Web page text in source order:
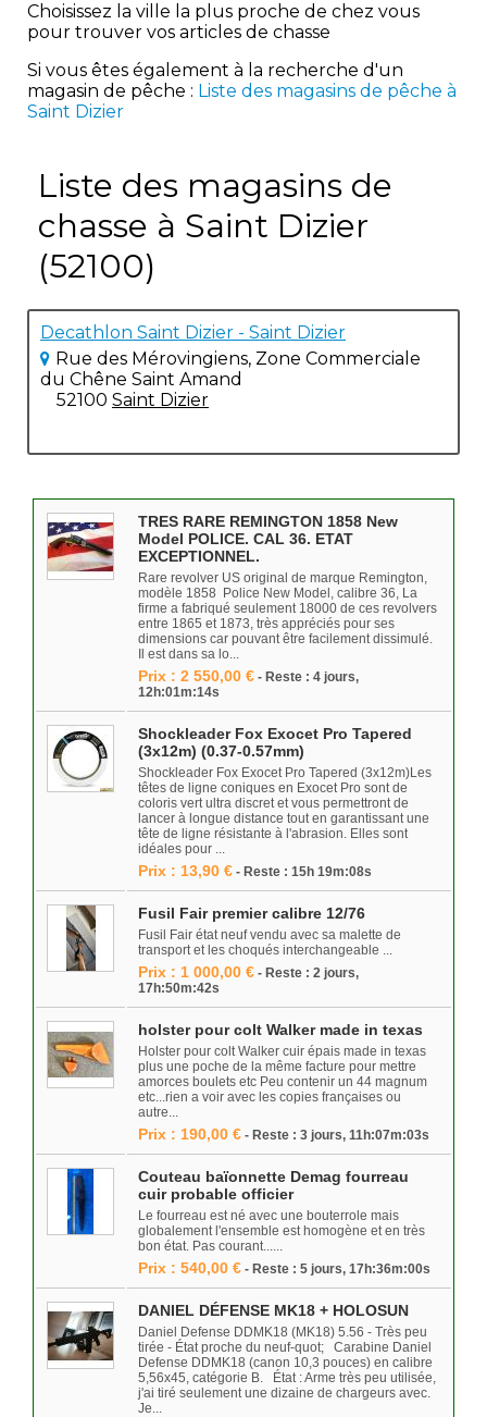
Choisissez la ville la plus proche de chez vous
pour trouver vos articles de chasse
Si vous êtes également à la recherche d'un
magasin de pêche : Liste des magasins de pêche à
Saint Dizier
Liste des magasins de
chasse à Saint Dizier
(52100)
Decathlon Saint Dizier - Saint Dizier
Rue des Mérovingiens, Zone Commerciale
du Chêne Saint Amand
52100 Saint Dizier
TRES RARE REMINGTON 1858 New
Model POLICE. CAL 36. ETAT
EXCEPTIONNEL.
Rare revolver US original de marque Remington,
modèle 1858 Police New Model, calibre 36, La
firme a fabriqué seulement 18000 de ces revolvers
entre 1865 et 1873, très appréciés pour ses
dimensions car pouvant être facilement dissimulé.
Il est dans sa lo...
Prix : 2 550,00 € - Reste : 4 jours,
12h:01m:14s
Shockleader Fox Exocet Pro Tapered
(3x12m) (0.37-0.57mm)
Shockleader Fox Exocet Pro Tapered (3x12m)Les
têtes de ligne coniques en Exocet Pro sont de
coloris vert ultra discret et vous permettront de
lancer à longue distance tout en garantissant une
tête de ligne résistante à l'abrasion. Elles sont
idéales pour ...
Prix : 13,90 € - Reste : 15h 19m:08s
Fusil Fair premier calibre 12/76
Fusil Fair état neuf vendu avec sa malette de
transport et les choqués interchangeable ...
Prix : 1 000,00 € - Reste : 2 jours,
17h:50m:42s
holster pour colt Walker made in texas
Holster pour colt Walker cuir épais made in texas
plus une poche de la même facture pour mettre
amorces boulets etc Peu contenir un 44 magnum
etc...rien a voir avec les copies françaises ou
autre...
Prix : 190,00 € - Reste : 3 jours, 11h:07m:03s
Couteau baïonnette Demag fourreau
cuir probable officier
Le fourreau est né avec une bouterrole mais
globalement l'ensemble est homogène et en très
bon état. Pas courant......
Prix : 540,00 € - Reste : 5 jours, 17h:36m:00s
DANIEL DÉFENSE MK18 + HOLOSUN
Daniel Defense DDMK18 (MK18) 5.56 - Très peu
tirée - État proche du neuf-quot; Carabine Daniel
Defense DDMK18 (canon 10,3 pouces) en calibre
5,56x45, catégorie B. État : Arme très peu utilisée,
j'ai tiré seulement une dizaine de chargeurs avec.
Je...